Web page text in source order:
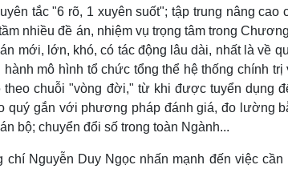
tắc "6 rõ, 1 xuyên suốt"; tập trung nâng
nhiều đề án, nhiệm vụ trọng tâm trong
mới, lớn, khó, có tác động lâu dài, nhất là về
mô hình tổ chức tổng thể hệ thống chính trị
chuỗi "vòng đời," từ khi được tuyển dụng
quý gắn với phương pháp đánh giá, đo lường
bộ; chuyển đổi số trong toàn Ngành...
Nguyễn Duy Ngọc nhấn mạnh đến việc